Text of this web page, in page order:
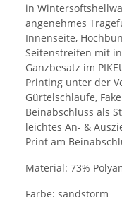
in
angenehmes
Innenseite,
Seitenstreifen mit
Ganzbesatz im
Printing unter der
Gürtelschlaufe,
Beinabschluss als
leichtes An- &
Print am
Material: 73%
Farbe: sandstorm